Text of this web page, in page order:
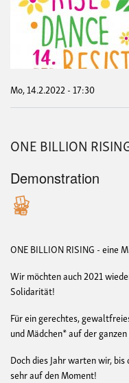
Mo, 14.2.2022 - 17:30
ONE BILLION
Demonstration
ONE BILLION RISING - eine
Wir möchten auch 2021
Solidarität!
Für ein gerechtes,
und Mädchen* auf der
Doch dies Jahr warten wir,
sehr auf den Moment!